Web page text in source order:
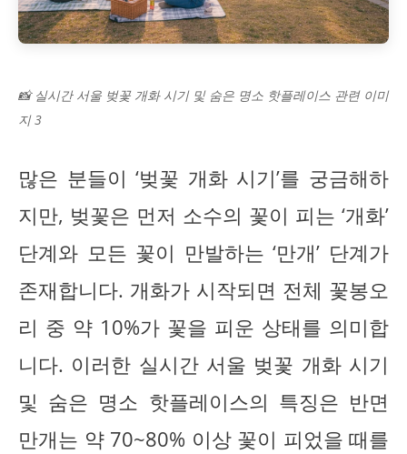
📸 실시간 서울 벚꽃 개화 시기 및 숨은 명소 핫플레이스 관련 이미
지 3
많은 분들이 ‘벚꽃 개화 시기’를 궁금해하
지만, 벚꽃은 먼저 소수의 꽃이 피는 ‘개화’
단계와 모든 꽃이 만발하는 ‘만개’ 단계가
존재합니다. 개화가 시작되면 전체 꽃봉오
리 중 약 10%가 꽃을 피운 상태를 의미합
니다. 이러한 실시간 서울 벚꽃 개화 시기
및 숨은 명소 핫플레이스의 특징은 반면
만개는 약 70~80% 이상 꽃이 피었을 때를